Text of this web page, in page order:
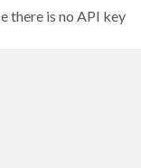
there is no API key